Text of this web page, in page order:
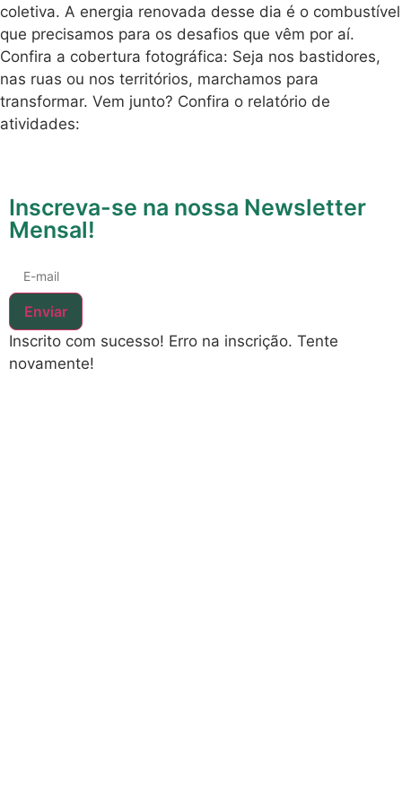
coletiva. A energia renovada desse dia é o combustível
que precisamos para os desafios que vêm por aí.
Confira a cobertura fotográfica: Seja nos bastidores,
nas ruas ou nos territórios, marchamos para
transformar. Vem junto? Confira o relatório de
atividades:
Inscreva-se na nossa Newsletter
Mensal!
Enviar
Inscrito com sucesso! Erro na inscrição. Tente
novamente!